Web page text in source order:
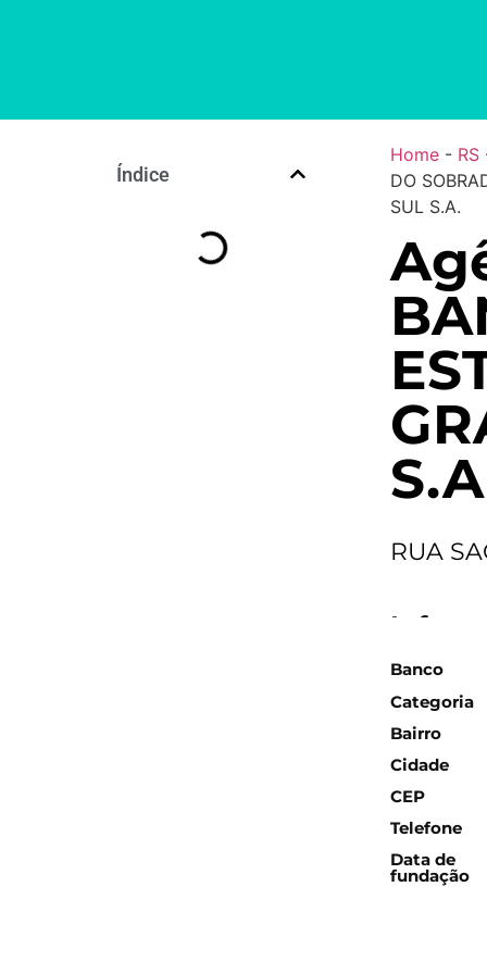
Índice
Home- RS
DO
SUL S.A.
RUA
Banco
Categoria
Bairro
Cidade
CEP
Telefone
Data de
fundação